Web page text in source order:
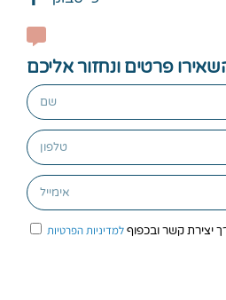
פרטים ונחזור אליכם
יצירת קשר ובכפוףלמדיניות הפרטיות